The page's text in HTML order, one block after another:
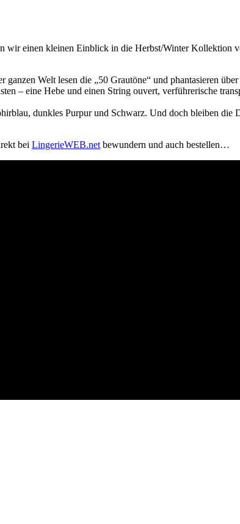
wir einen kleinen Einblick in die Herbst/Winter Kollektion
Welt lesen die „50 Grautöne“ und phantasieren
– eine Hebe und einen String ouvert, verführerische
dunkles Purpur und Schwarz. Und doch bleiben
bei LingerieWEB.net bewundern und auch bestellen…